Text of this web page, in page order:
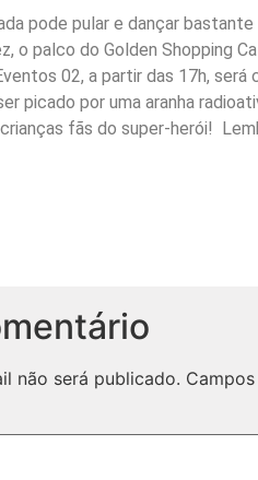
pode pular e dançar
o palco do Golden Shopping
02, a partir das 17h,
picado por uma aranha
fãs do super-herói!
não será publicado.